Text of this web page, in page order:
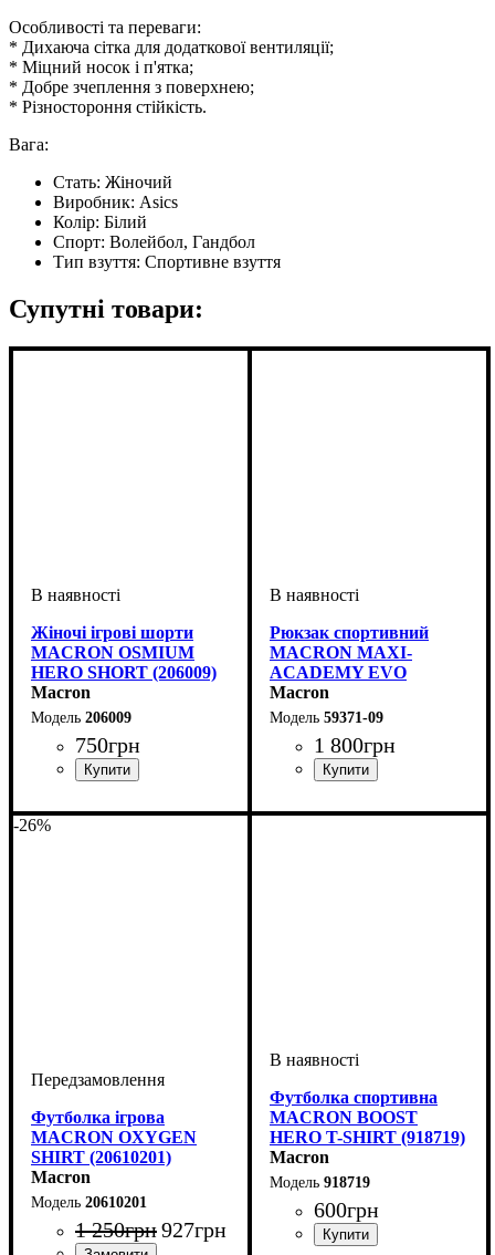
Особливості та переваги:
* Дихаюча сітка для додаткової вентиляції;
* Міцний носок і п'ятка;
* Добре зчеплення з поверхнею;
* Різностороння стійкість.
Вага:
Стать: Жіночий
Виробник: Asics
Колір: Білий
Спорт: Волейбол, Гандбол
Тип взуття: Спортивне взуття
Супутні товари:
Жіночі ігрові шорти
MACRON OSMIUM
HERO SHORT (206009)
Macron
206009
750грн
Рюкзак спортивний
MACRON MAXI-
ACADEMY EVO
(5937109)
Macron
59371-09
1 800грн
-26%
Футболка ігрова
MACRON OXYGEN
SHIRT (20610201)
Macron
20610201
1 250грн927грн
Футболка спортивна
MACRON BOOST
HERO T-SHIRT (918719)
Macron
918719
600грн